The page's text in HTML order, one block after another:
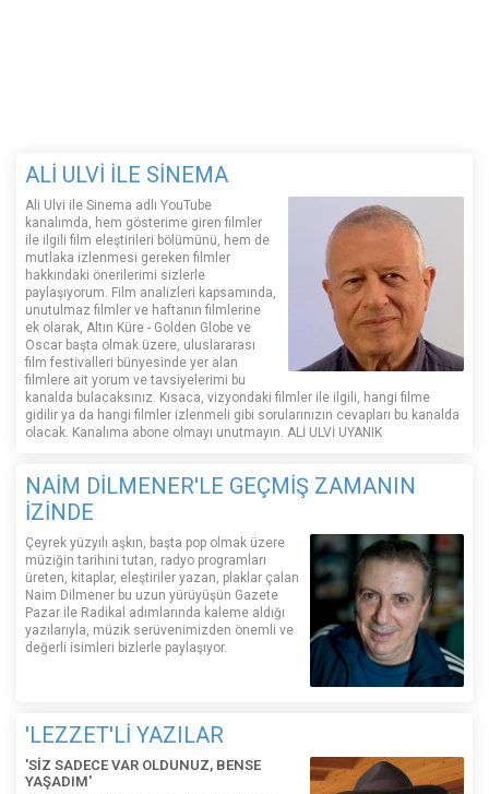
ALİ ULVİ İLE SİNEMA
Ali Ulvi ile Sinema adlı YouTube
kanalımda, hem gösterime giren filmler
ile ilgili film eleştirileri bölümünü, hem de
mutlaka izlenmesi gereken filmler
hakkındaki önerilerimi sizlerle
paylaşıyorum. Film analizleri kapsamında,
unutulmaz filmler ve haftanın filmlerine
ek olarak, Altın Küre - Golden Globe ve
Oscar başta olmak üzere, uluslararası
film festivalleri bünyesinde yer alan
filmlere ait yorum ve tavsiyelerimi bu
kanalda bulacaksınız. Kısaca, vizyondaki filmler ile ilgili, hangi filme
gidilir ya da hangi filmler izlenmeli gibi sorularınızın cevapları bu kanalda
olacak. Kanalıma abone olmayı unutmayın. ALİ ULVİ UYANIK
NAİM DİLMENER'LE GEÇMİŞ ZAMANIN
İZİNDE
Çeyrek yüzyılı aşkın, başta pop olmak üzere
müziğin tarihini tutan, radyo programları
üreten, kitaplar, eleştiriler yazan, plaklar çalan
Naim Dilmener bu uzun yürüyüşün Gazete
Pazar ile Radikal adımlarında kaleme aldığı
yazılarıyla, müzik serüvenimizden önemli ve
değerli isimleri bizlerle paylaşıyor.
'LEZZET'Lİ YAZILAR
'SİZ SADECE VAR OLDUNUZ, BENSE
YAŞADIM'